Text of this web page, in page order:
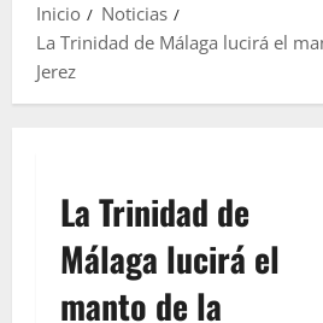
Inicio
Noticias
La Trinidad de Málaga lucirá el
Jerez
La Trinidad de
Málaga lucirá el
manto de la